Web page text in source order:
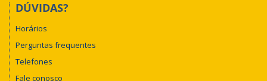
DÚVIDAS?
Horários
Perguntas frequentes
Telefones
Fale conosco